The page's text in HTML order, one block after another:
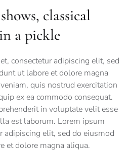
classical
a pickle
consectetur adipiscing elit, sed
ut labore et dolore magna
quis nostrud exercitation
ex ea commodo consequat.
in voluptate velit esse
est laborum. Lorem ipsum
adipiscing elit, sed do eiusmod
et dolore magna aliqua.